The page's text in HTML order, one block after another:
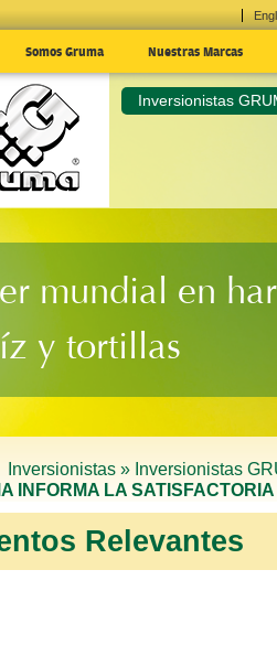
Somos Gruma Nuestras Marcas
Inversionistas
mundial en
y tortillas
Inversionistas » Inversionistas
INFORMA LA
Relevantes